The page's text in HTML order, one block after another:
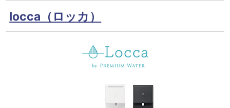
locca（ロッカ）